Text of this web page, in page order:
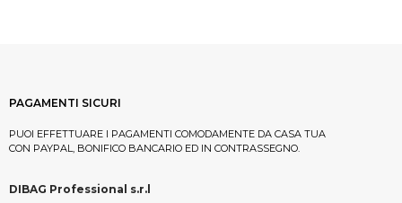
PAGAMENTI SICURI
PUOI EFFETTUARE I PAGAMENTI COMODAMENTE DA CASA TUA
CON PAYPAL, BONIFICO BANCARIO ED IN CONTRASSEGNO.
DIBAG Professional s.r.l